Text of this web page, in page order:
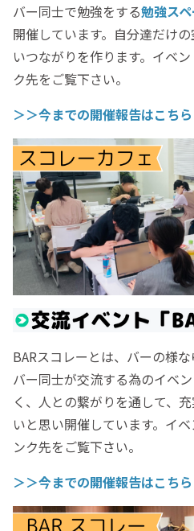
バー同士で勉強をする勉強ス
開催しています。自分達だけ
いつながりを作ります。イベ
ク先をご覧下さい。
＞＞今までの開催報告はこちら
BARスコレーとは、バーの様
バー同士が交流する為のイベ
く、人との繋がりを通して、
いと思い開催しています。イ
ンク先をご覧下さい。
＞＞今までの開催報告はこちら